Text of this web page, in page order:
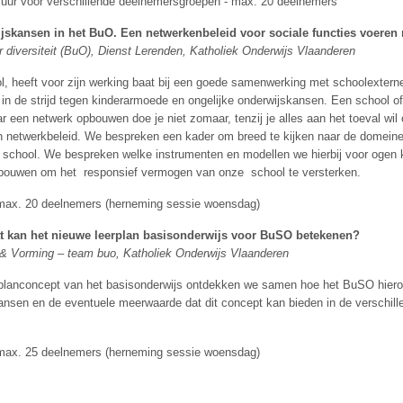
in het BuO. Een netwerkenbeleid voor sociale functies voeren
(BuO), Dienst Lerenden, Katholiek Onderwijs Vlaanderen
heeft voor zijn werking baat bij een goede samenwerking met
de strijd tegen kinderarmoede en ongelijke onderwijskansen. Een school
een netwerk opbouwen doe je niet zomaar, tenzij je alles aan het toeval
We bespreken een kader om breed te kijken naar de
We bespreken welke instrumenten en modellen we hierbij voor ogen
om het responsief vermogen van onze school te versterken.
20 deelnemers (herneming sessie woensdag)
het nieuwe leerplan basisonderwijs voor BuSO betekenen?
Vorming – team buo, Katholiek Onderwijs Vlaanderen
van het basisonderwijs ontdekken we samen hoe het BuSO
en de eventuele meerwaarde dat dit concept kan bieden in de
25 deelnemers (herneming sessie woensdag)